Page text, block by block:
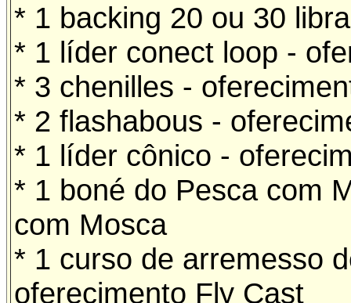
* 1 backing 20 ou 30
* 1 líder conect loop -
* 3 chenilles -
* 2 flashabous -
* 1 líder cônico -
* 1 boné do Pesca com
com Mosca
* 1 curso de arremesso
oferecimento Fly Cast